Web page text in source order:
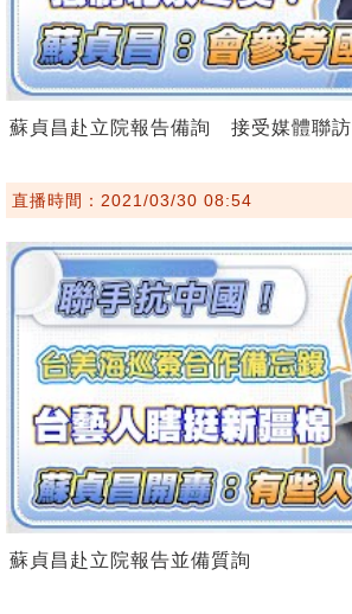
蘇貞昌赴立院報告備詢 接受媒體聯訪
直播時間：2021/03/30 08:54
蘇貞昌赴立院報告並備質詢